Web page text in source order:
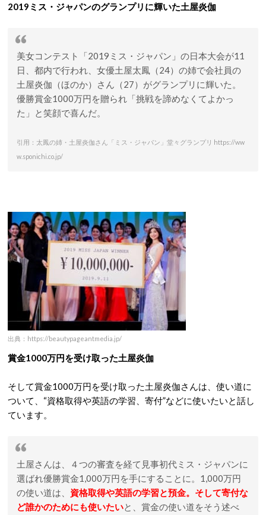
2019ミス・ジャパンのグランプリに輝いた土屋炎伽
美女コンテスト「2019ミス・ジャパン」の日本大会が11
日、都内で行われ、女優土屋太鳳（24）の姉で会社員の
土屋炎伽（ほのか）さん（27）がグランプリに輝いた。
優勝賞金1000万円を贈られ「挑戦を諦めなくてよかっ
た」と笑顔で喜んだ。
引用：太鳳の姉・土屋炎伽さん「ミス・ジャパン」堂々グランプリ https://ww
w.sponichi.co.jp/
出典：https://beautypageantmedia.jp/
賞金1000万円を受け取った土屋炎伽
そして賞金1000万円を受け取った土屋炎伽さんは、使い道に
ついて、“資格取得や英語の学習、寄付”などに使いたいと話し
ています。
土屋さんは、４つの審査を経て見事初代ミス・ジャパンに
選ばれ優勝賞金1,000万円を手にすることに。1,000万円
の使い道は、 資格取得や英語の学習と預金。そして寄付な
ど誰かのためにも使いたいと、賞金の使い道をそう述べ